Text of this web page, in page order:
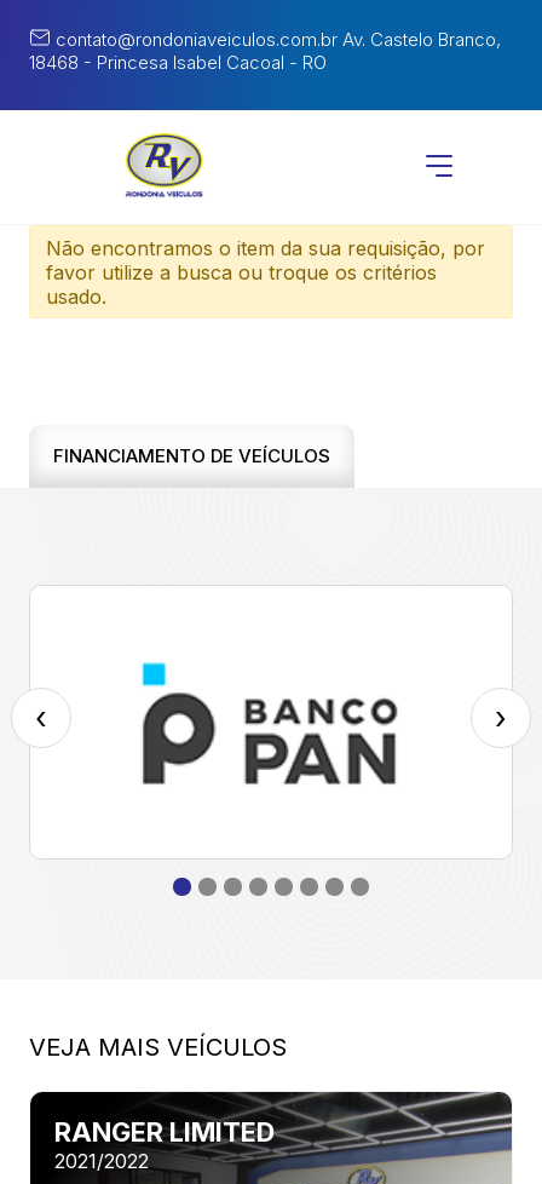
contato@rondoniaveiculos.com.br Av. Castelo Branco,
18468 - Princesa Isabel Cacoal - RO
Não encontramos o item da sua requisição, por
favor utilize a busca ou troque os critérios
usado.
FINANCIAMENTO DE VEÍCULOS
‹ ›
VEJA MAIS VEÍCULOS
RANGER LIMITED
2021/2022